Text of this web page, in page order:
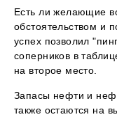
Есть ли желающие
обстоятельством и
успех позволил
соперников в
на второе место.
Запасы нефти и
также остаются на